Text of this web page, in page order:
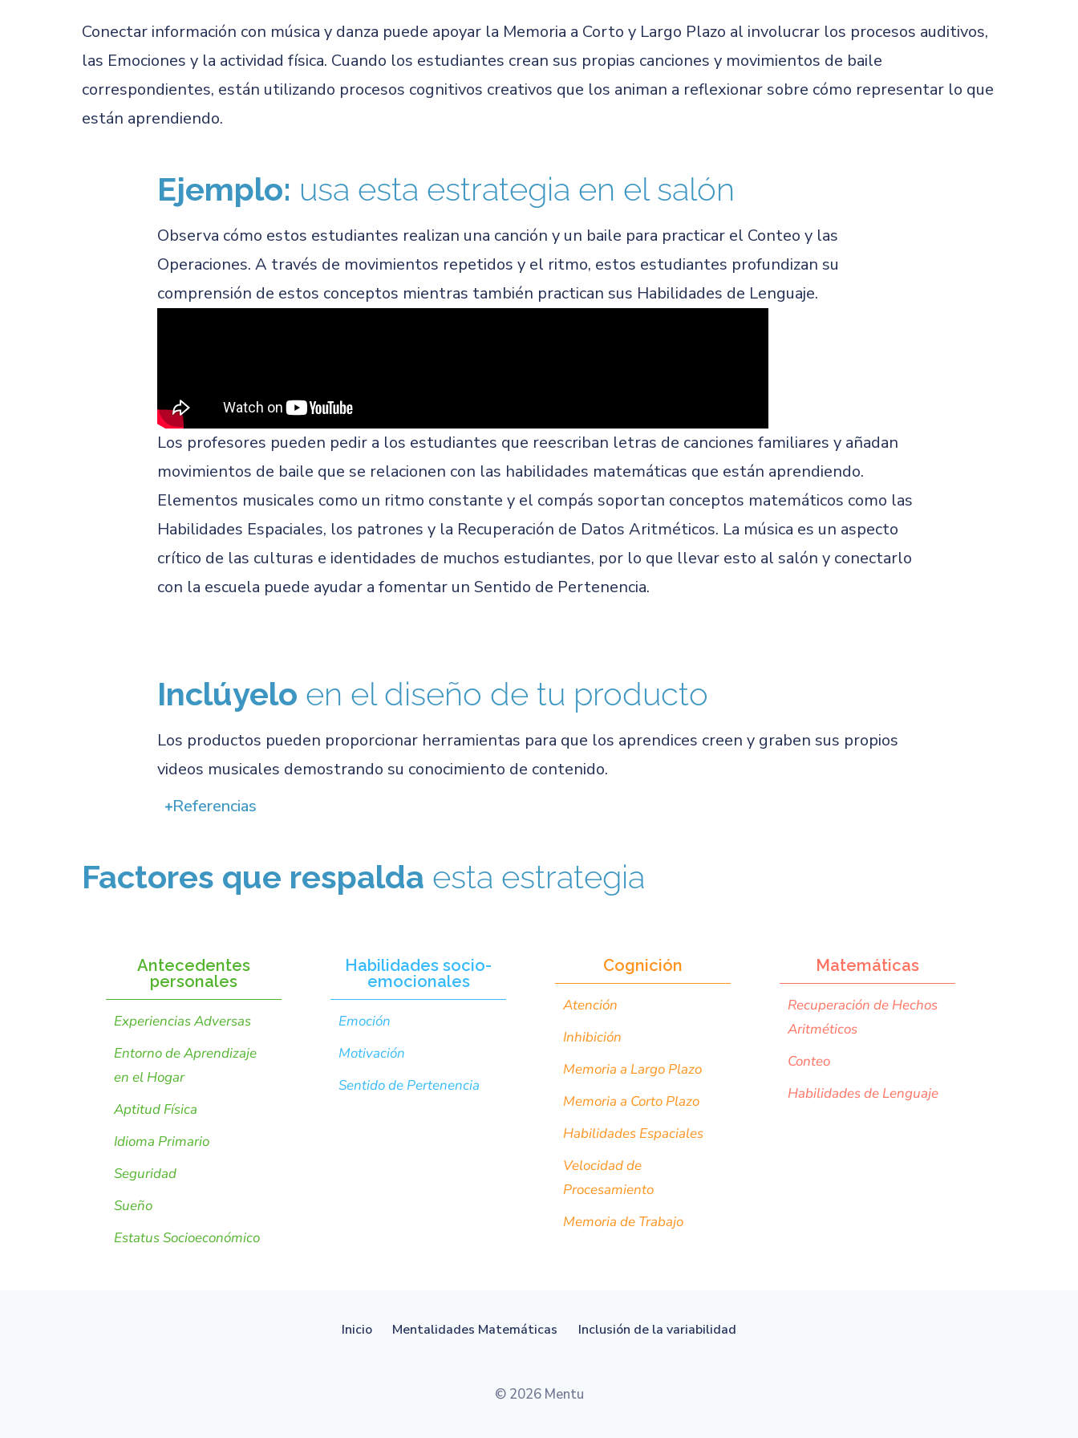
Conectar información con música y danza puede apoyar la Memoria a Corto y Largo Plazo al involucrar los procesos auditivos,
las Emociones y la actividad física. Cuando los estudiantes crean sus propias canciones y movimientos de baile
correspondientes, están utilizando procesos cognitivos creativos que los animan a reflexionar sobre cómo representar lo que
están aprendiendo.
Ejemplo: usa esta estrategia en el salón
Observa cómo estos estudiantes realizan una canción y un baile para practicar el Conteo y las
Operaciones. A través de movimientos repetidos y el ritmo, estos estudiantes profundizan su
comprensión de estos conceptos mientras también practican sus Habilidades de Lenguaje.
Los profesores pueden pedir a los estudiantes que reescriban letras de canciones familiares y añadan
movimientos de baile que se relacionen con las habilidades matemáticas que están aprendiendo.
Elementos musicales como un ritmo constante y el compás soportan conceptos matemáticos como las
Habilidades Espaciales, los patrones y la Recuperación de Datos Aritméticos. La música es un aspecto
crítico de las culturas e identidades de muchos estudiantes, por lo que llevar esto al salón y conectarlo
con la escuela puede ayudar a fomentar un Sentido de Pertenencia.
Inclúyelo en el diseño de tu producto
Los productos pueden proporcionar herramientas para que los aprendices creen y graben sus propios
videos musicales demostrando su conocimiento de contenido.
Referencias
Factores que respalda esta estrategia
Antecedentes
personales
Experiencias Adversas
Entorno de Aprendizaje
en el Hogar
Aptitud Física
Idioma Primario
Seguridad
Sueño
Estatus Socioeconómico
Habilidades socio-
emocionales
Emoción
Motivación
Sentido de Pertenencia
Cognición
Atención
Inhibición
Memoria a Largo Plazo
Memoria a Corto Plazo
Habilidades Espaciales
Velocidad de
Procesamiento
Memoria de Trabajo
Matemáticas
Recuperación de Hechos
Aritméticos
Conteo
Habilidades de Lenguaje
Inicio Mentalidades Matemáticas Inclusión de la variabilidad
© 2026 Mentu